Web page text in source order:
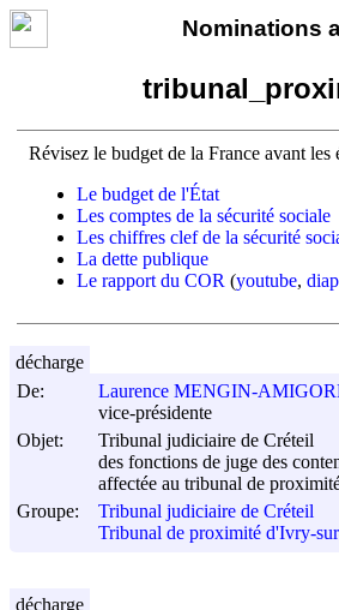
Nominations
Révisez le budget de la France avant les
Le budget de l'État
Les comptes de la sécurité sociale
Les chiffres clef de la sécurité
La dette publique
Le rapport du COR (youtube,
De:
Laurence MENGIN-
vice-présidente
Objet:
Tribunal judiciaire de Créteil
des fonctions de juge des
affectée au tribunal de
Groupe:
Tribunal judiciaire de Créteil
Tribunal de proximité d'Ivry-
décharge
décharge